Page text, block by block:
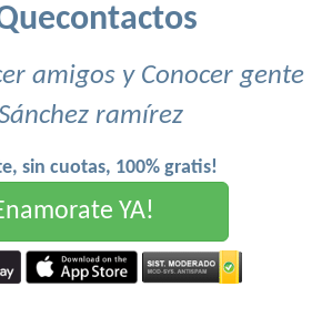
amigos y Conocer gente
ramírez
sin cuotas, 100% gratis!
YA!